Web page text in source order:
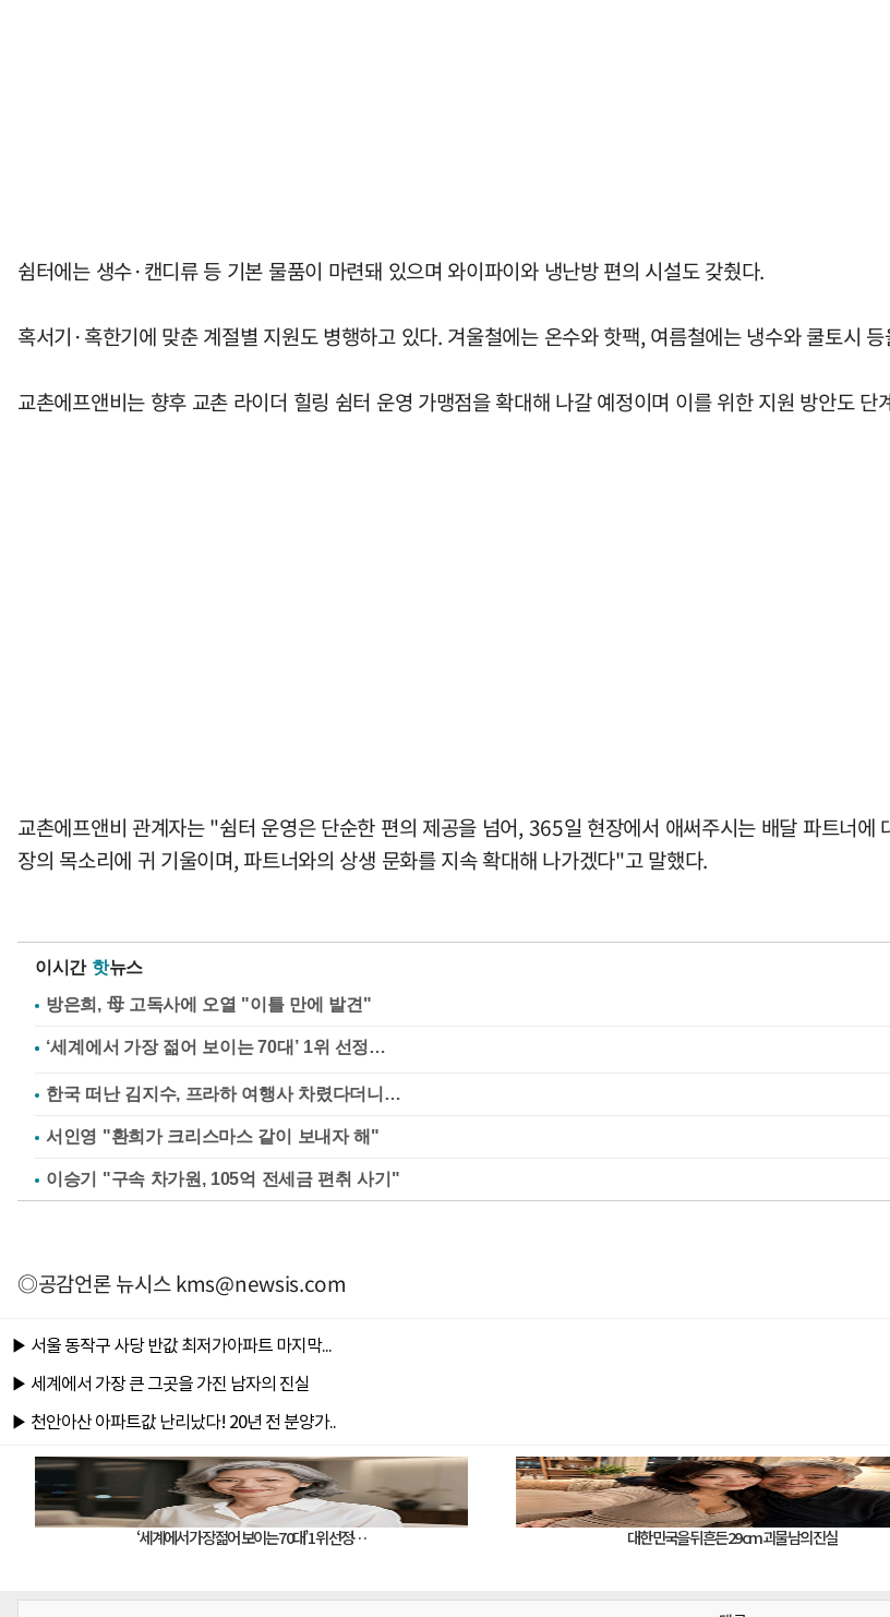
쉼터에는 생수·캔디류 등 기본 물품이 마련돼 있으며 와이파이와 냉난방 편의 시설도 갖췄다.
혹서기·혹한기에 맞춘 계절별 지원도 병행하고 있다. 겨울철에는 온수와 핫팩, 여름철에는 냉수와 쿨토시
교촌에프앤비는 향후 교촌 라이더 힐링 쉼터 운영 가맹점을 확대해 나갈 예정이며 이를 위한 지원 방안도 단
교촌에프앤비 관계자는 "쉼터 운영은 단순한 편의 제공을 넘어, 365일 현장에서 애써주시는 배달 파트너
장의 목소리에 귀 기울이며, 파트너와의 상생 문화를 지속 확대해 나가겠다"고 말했다.
이시간 핫뉴스
방은희, 母 고독사에 오열 "이틀 만에 발견"
한국 떠난 김지수, 프라하 여행사 차렸다더니…
서인영 "환희가 크리스마스 같이 보내자 해"
이승기 "구속 차가원, 105억 전세금 편취 사기"
◎공감언론 뉴시스kms@newsis.com